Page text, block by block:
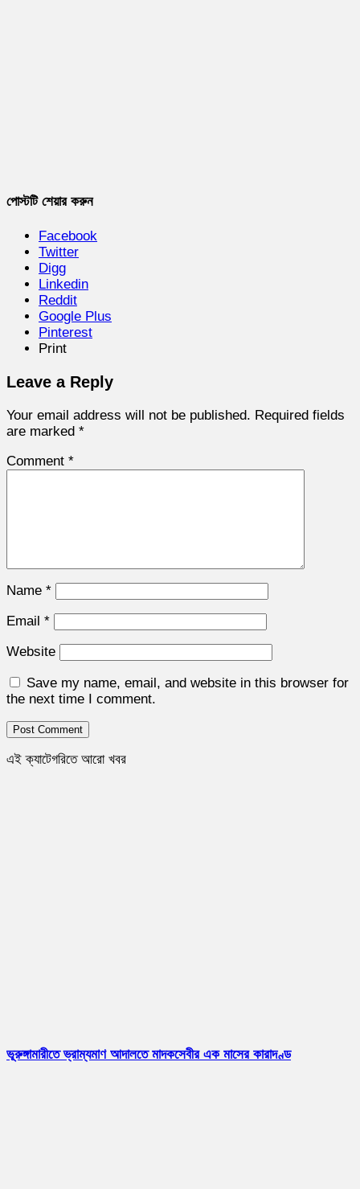
পোস্টটি শেয়ার করুন
Facebook
Twitter
Digg
Linkedin
Reddit
Google Plus
Pinterest
Print
Leave a Reply
Your email address will not be published. Required fields
are marked *
Comment *
Name *
Email *
Website
Save my name, email, and website in this browser for
the next time I comment.
এই ক্যাটেগরিতে আরো খবর
ভূরুঙ্গামারীতে ভ্রাম্যমাণ আদালতে মাদকসেবীর এক মাসের কারাদণ্ড